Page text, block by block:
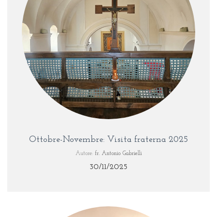
Ottobre-Novembre: Visita fraterna 2025
Autore: fr. Antonio Gabrielli
30/11/2025